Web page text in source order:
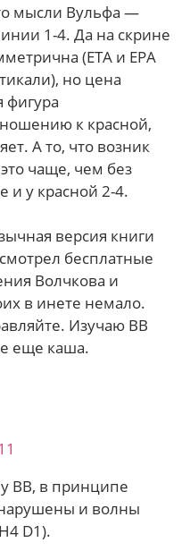
мысли Вульфа —
1-4. Да на скрине
(ЕТА и ЕРА
но цена
фигура
к красной,
А то, что возник
чаще, чем без
и у красной 2-4.
версия книги
бесплатные
Волчкова и
в инете немало.
Изучаю ВВ
еще каша.
ВВ, в принципе
и волны
D1).